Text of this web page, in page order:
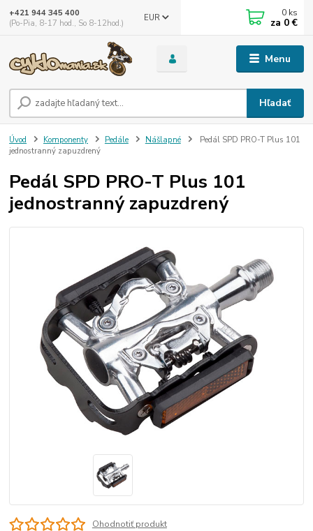
Menu
EUR
Hľadať
+421 944 345 400
(Po-Pia, 8-17 hod., So 8-12hod.)
0 ks
za 0 €
Úvod Komponenty Pedále Nášlapné
Pedál SPD PRO-T Plus 101
jednostranný zapuzdrený
Pedál SPD PRO-T Plus 101
jednostranný zapuzdrený
Ohodnotiť produkt